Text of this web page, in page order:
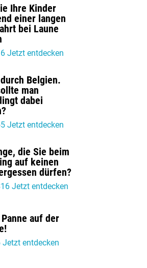
Ihre Kinder
einer langen
bei Laune
Jetzt entdecken
Belgien.
man
dabei
Jetzt entdecken
die Sie beim
auf keinen
dürfen?
Jetzt entdecken
auf der
Jetzt entdecken